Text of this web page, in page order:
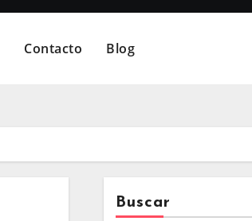
Contacto Blog
Buscar